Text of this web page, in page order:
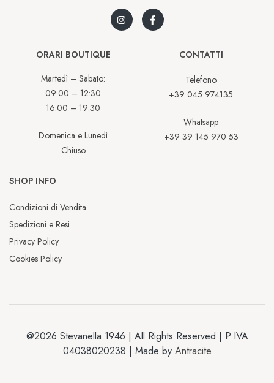
ORARI BOUTIQUE
Martedì – Sabato:
09:00 – 12:30
16:00 – 19:30
Domenica e Lunedì
Chiuso
CONTATTI
Telefono
+39 045 974135
Whatsapp
+39 39 145 970 53
SHOP INFO
Condizioni di Vendita
Spedizioni e Resi
Privacy Policy
Cookies Policy
@2026 Stevanella 1946 | All Rights Reserved | P.IVA
04038020238 | Made by Antracite